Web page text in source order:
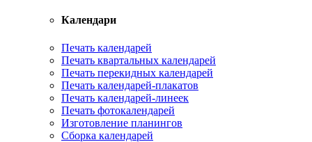
Календари
Печать календарей
Печать квартальных календарей
Печать перекидных календарей
Печать календарей-плакатов
Печать календарей-линеек
Печать фотокалендарей
Изготовление планингов
Сборка календарей